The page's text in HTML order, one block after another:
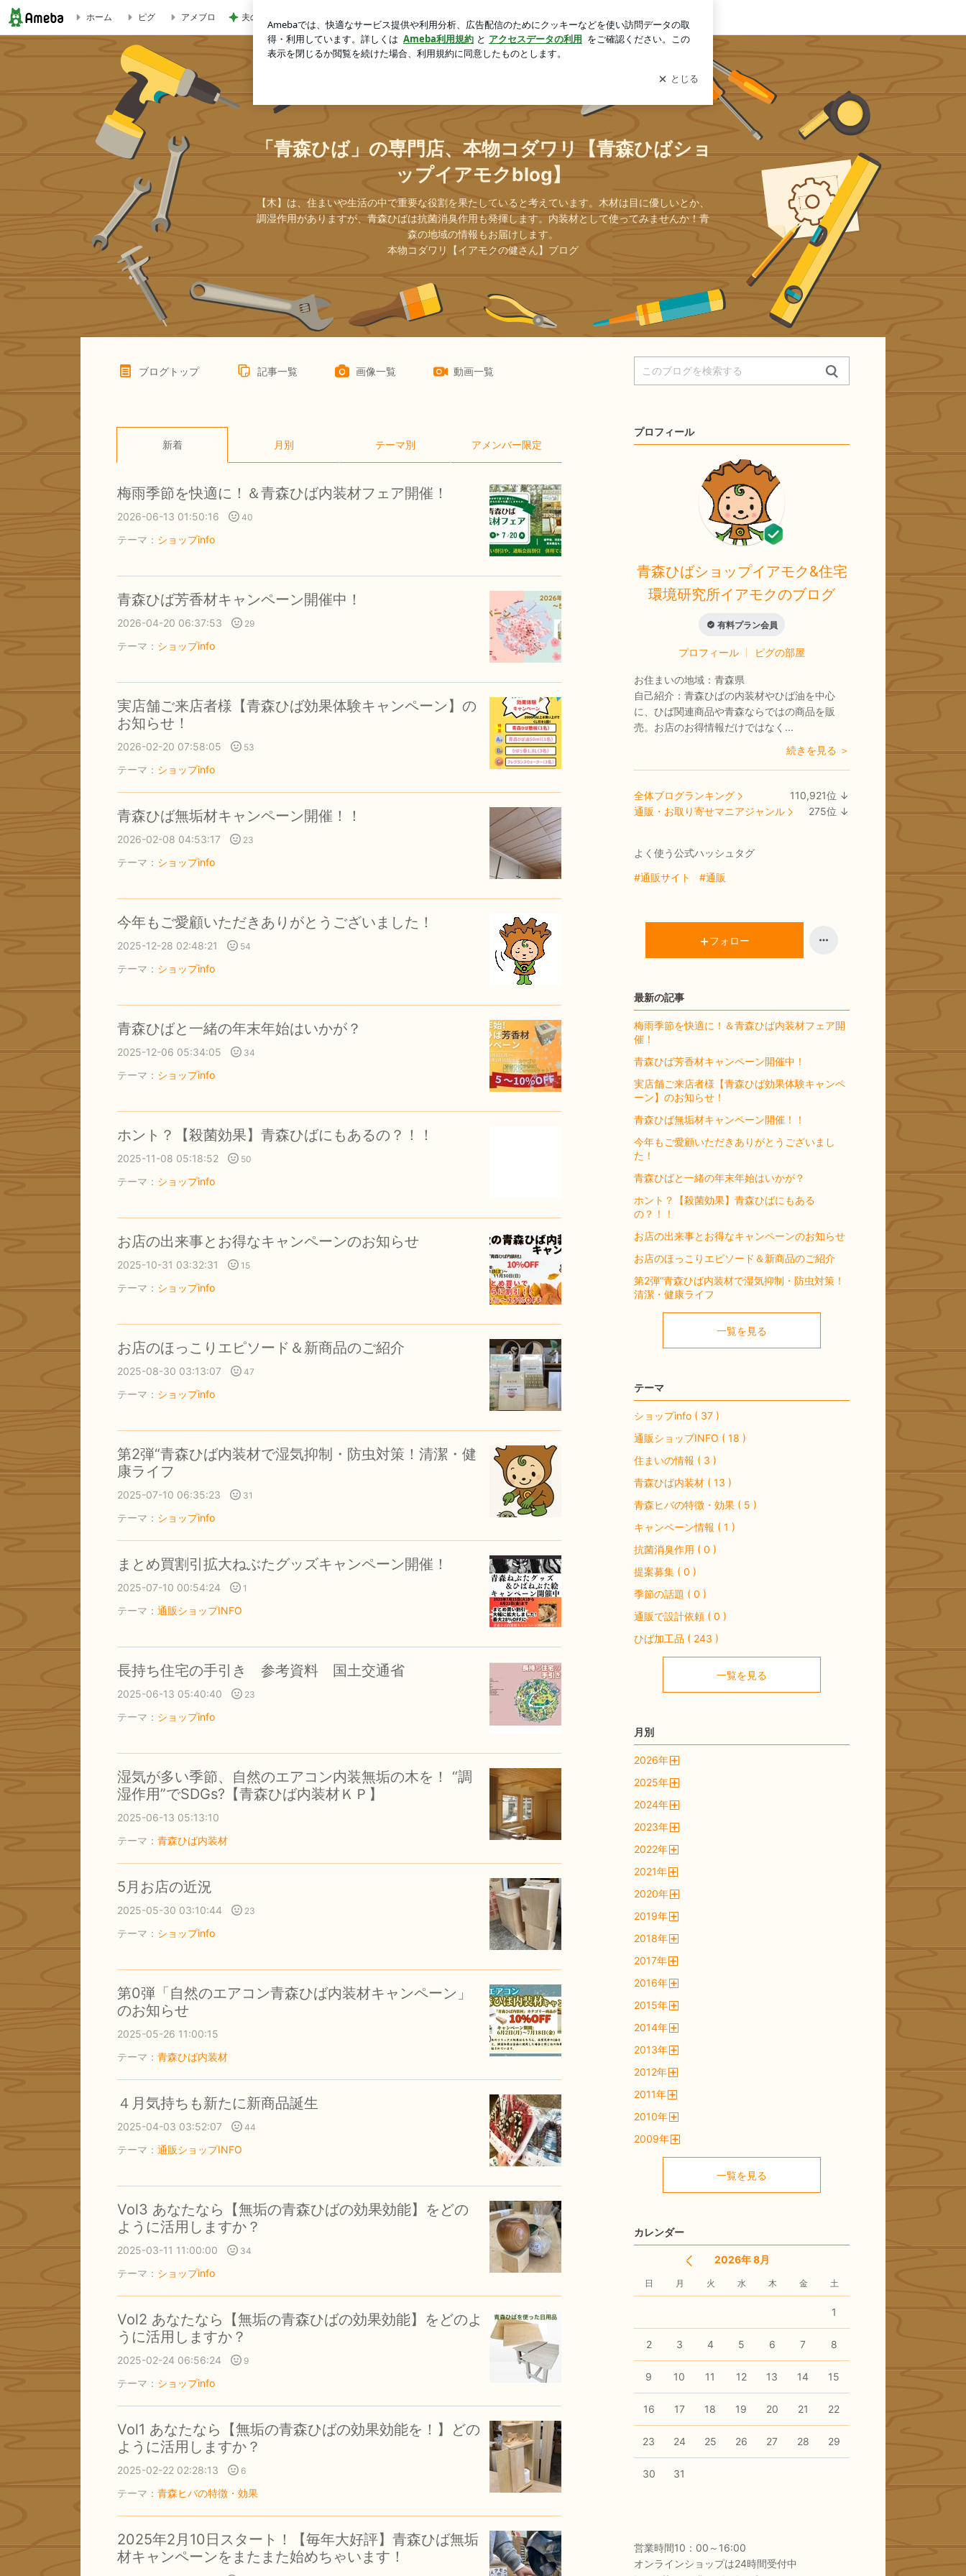
ブログ記事一覧｜「青森ひば」の専門店、本物コダワリ【青森ひばショップイアモクblog】
ホーム ピグ アメブロ 夫の土産のずっしり重みがある梨 ログイン
「青森ひば」の専門店、本物コダワリ【青森ひばショ
ップイアモクblog】
【木】は、住まいや生活の中で重要な役割を果たしていると考えています。木材は目に優しいとか、
調湿作用がありますが、青森ひばは抗菌消臭作用も発揮します。内装材として使ってみませんか！青
森の地域の情報もお届けします。
本物コダワリ【イアモクの健さん】ブログ
ブログトップ 記事一覧 画像一覧 動画一覧
新着 月別 テーマ別 アメンバー限定
梅雨季節を快適に！＆青森ひば内装材フェア開催！
2026-06-13 01:50:16 40
テーマ： ショップinfo
青森ひば芳香材キャンペーン開催中！
2026-04-20 06:37:53 29
テーマ： ショップinfo
実店舗ご来店者様【青森ひば効果体験キャンペーン】の
お知らせ！
2026-02-20 07:58:05 53
テーマ： ショップinfo
青森ひば無垢材キャンペーン開催！！
2026-02-08 04:53:17 23
テーマ： ショップinfo
今年もご愛顧いただきありがとうございました！
2025-12-28 02:48:21 54
テーマ： ショップinfo
青森ひばと一緒の年末年始はいかが？
2025-12-06 05:34:05 34
テーマ： ショップinfo
ホント？【殺菌効果】青森ひばにもあるの？！！
2025-11-08 05:18:52 50
テーマ： ショップinfo
お店の出来事とお得なキャンペーンのお知らせ
2025-10-31 03:32:31 15
テーマ： ショップinfo
お店のほっこりエピソード＆新商品のご紹介
2025-08-30 03:13:07 47
テーマ： ショップinfo
第2弾“青森ひば内装材で湿気抑制・防虫対策！清潔・健
康ライフ
2025-07-10 06:35:23 31
テーマ： ショップinfo
まとめ買割引拡大ねぶたグッズキャンペーン開催！
2025-07-10 00:54:24 1
テーマ： 通販ショップINFO
長持ち住宅の手引き 参考資料 国土交通省
2025-06-13 05:40:40 23
テーマ： ショップinfo
湿気が多い季節、自然のエアコン内装無垢の木を！ “調
湿作用”でSDGs?【青森ひば内装材ＫＰ】
2025-06-13 05:13:10
テーマ： 青森ひば内装材
5月お店の近況
2025-05-30 03:10:44 23
テーマ： ショップinfo
第0弾「自然のエアコン青森ひば内装材キャンペーン」
のお知らせ
2025-05-26 11:00:15
テーマ： 青森ひば内装材
４月気持ちも新たに新商品誕生
2025-04-03 03:52:07 44
テーマ： 通販ショップINFO
Vol3 あなたなら【無垢の青森ひばの効果効能】をどの
ように活用しますか？
2025-03-11 11:00:00 34
テーマ： ショップinfo
Vol2 あなたなら【無垢の青森ひばの効果効能】をどのよ
うに活用しますか？
2025-02-24 06:56:24 9
テーマ： ショップinfo
Vol1 あなたなら【無垢の青森ひばの効果効能を！】どの
ように活用しますか？
2025-02-22 02:28:13 6
テーマ： 青森ヒバの特徴・効果
2025年2月10日スタート！【毎年大好評】青森ひば無垢
材キャンペーンをまたまた始めちゃいます！
プロフィール
青森ひばショップイアモク&住宅
環境研究所イアモクのブログ
有料プラン会員
プロフィール ピグの部屋
お住まいの地域： 青森県
自己紹介： 青森ひばの内装材やひば油を中心
に、ひば関連商品や青森ならではの商品を販
売。お店のお得情報だけではなく...
続きを見る ＞
全体ブログランキング 110,921位 ↓
通販・お取り寄せマニアジャンル 275位 ↓
よく使う公式ハッシュタグ
#通販サイト #通販
フォロー
最新の記事
梅雨季節を快適に！＆青森ひば内装材フェア開
催！
青森ひば芳香材キャンペーン開催中！
実店舗ご来店者様【青森ひば効果体験キャンペ
ーン】のお知らせ！
青森ひば無垢材キャンペーン開催！！
今年もご愛顧いただきありがとうございまし
た！
青森ひばと一緒の年末年始はいかが？
ホント？【殺菌効果】青森ひばにもある
の？！！
お店の出来事とお得なキャンペーンのお知らせ
お店のほっこりエピソード＆新商品のご紹介
第2弾“青森ひば内装材で湿気抑制・防虫対策！
清潔・健康ライフ
一覧を見る
テーマ
ショップinfo ( 37 )
通販ショップINFO ( 18 )
住まいの情報 ( 3 )
青森ひば内装材 ( 13 )
青森ヒバの特徴・効果 ( 5 )
キャンペーン情報 ( 1 )
抗菌消臭作用 ( 0 )
提案募集 ( 0 )
季節の話題 ( 0 )
通販で設計依頼 ( 0 )
ひば加工品 ( 243 )
一覧を見る
月別
2026年
2025年
2024年
2023年
2022年
2021年
2020年
2019年
2018年
2017年
2016年
2015年
2014年
2013年
2012年
2011年
2010年
2009年
一覧を見る
カレンダー
2026年 8月
日 月 火 水 木 金 土
1
2 3 4 5 6 7 8
9 10 11 12 13 14 15
16 17 18 19 20 21 22
23 24 25 26 27 28 29
30 31
営業時間10：00～16:00
オンラインショップは24時間受付中